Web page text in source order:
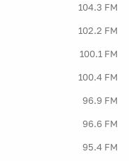
104.3 FM
102.2 FM
100.1 FM
100.4 FM
96.9 FM
96.6 FM
95.4 FM